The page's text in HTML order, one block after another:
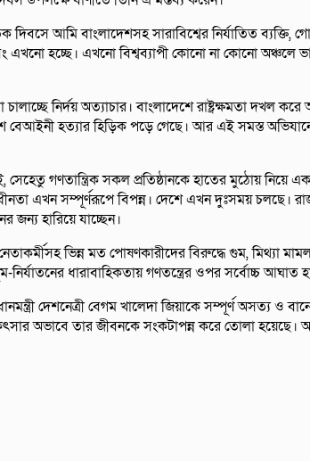
আমি বাংলাদেশসহ সারাবিশ্বের নির্যাতিত ব্যক্তি,
এখনো হচ্ছে। এখনো বিশ্বব্যাপী কোনো না কোনো অঞ্চলে
নির্দয় অত্যাচার। বাংলাদেশে রাষ্ট্রক্ষমতা দখল
বেআইনী হত্যার হিড়িক পড়ে গেছে। আর এই সমস্ত
গণতান্ত্রিক সকল প্রতিষ্ঠানকে হাতের মুঠোয়
এখন সম্পূর্ণরূপে বিপন্ন। দেশে এখন দুঃসময় চলছে।
জন্য হারিয়ে যাচ্ছেন।
ভিন্ন মত পোষণকারীদের বিরুদ্ধে গুম, মিথ্যা
ধারাবাহিকতায় গণতন্ত্রের ওপর সর্বোচ্চ
দেশনেত্রী বেগম খালেদা জিয়াকে সম্পূর্ণ অসত্য ও
অভাবে তার জীবনকে সংকটাপন্ন করে তোলা হয়েছে।